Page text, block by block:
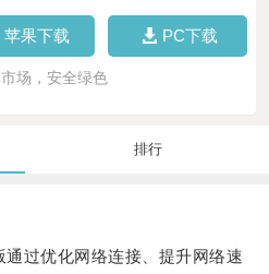
苹果下载 PC下载
场，安全绿色
排行
过优化网络连接、提升网络速